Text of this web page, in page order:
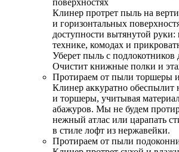
поверхностях
Клинер протрет пыль на
и горизонтальных
доступности вытянутой
технике, комодах и
Уберет пыль с подлокотников
Очистит книжные полки и
Протираем от пыли торшеры
Клинер аккуратно обеспылит
и торшеры, учитывая
абажуров. Мы не будем
нежный атлас или царапать
в стиле лофт из нержавейки.
Протираем от пыли